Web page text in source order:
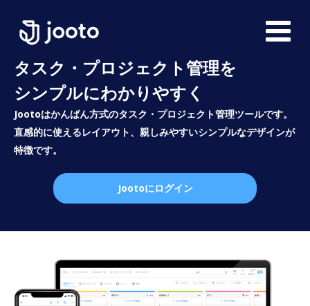
タスク・プロジェクト管理を
シンプルにわかりやすく
Jootoはかんばん方式のタスク・プロジェクト管理ツールです。
直感的に使えるレイアウト、親しみやすいシンプルなデザインが
特徴です。
Jootoにログイン